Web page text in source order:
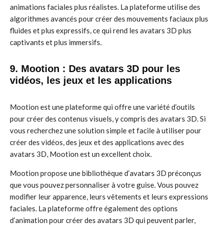
animations faciales plus réalistes. La plateforme utilise des
algorithmes avancés pour créer des mouvements faciaux plus
fluides et plus expressifs, ce qui rend les avatars 3D plus
captivants et plus immersifs.
9. Mootion : Des avatars 3D pour les
vidéos, les jeux et les applications
Mootion est une plateforme qui offre une variété d’outils
pour créer des contenus visuels, y compris des avatars 3D. Si
vous recherchez une solution simple et facile à utiliser pour
créer des vidéos, des jeux et des applications avec des
avatars 3D, Mootion est un excellent choix.
Mootion propose une bibliothèque d’avatars 3D préconçus
que vous pouvez personnaliser à votre guise. Vous pouvez
modifier leur apparence, leurs vêtements et leurs expressions
faciales. La plateforme offre également des options
d’animation pour créer des avatars 3D qui peuvent parler,